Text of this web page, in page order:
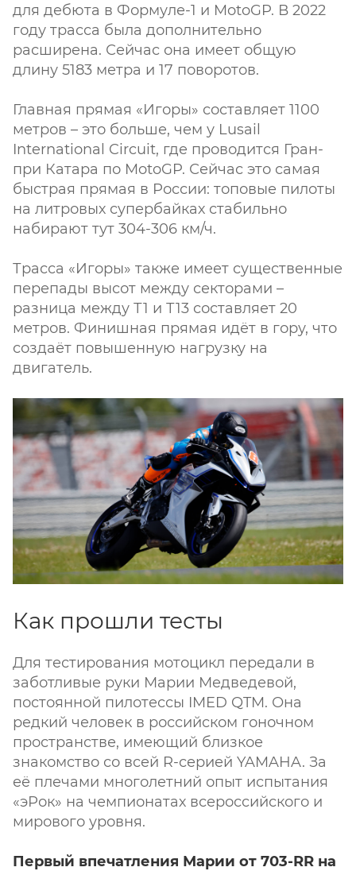
для дебюта в Формуле-1 и MotoGP. В 2022
году трасса была дополнительно
расширена. Сейчас она имеет общую
длину 5183 метра и 17 поворотов.
Главная прямая «Игоры» составляет 1100
метров – это больше, чем у Lusail
International Circuit, где проводится Гран-
при Катара по MotoGP. Сейчас это самая
быстрая прямая в России: топовые пилоты
на литровых супербайках стабильно
набирают тут 304-306 км/ч.
Трасса «Игоры» также имеет существенные
перепады высот между секторами –
разница между Т1 и Т13 составляет 20
метров. Финишная прямая идёт в гору, что
создаёт повышенную нагрузку на
двигатель.
Как прошли тесты
Для тестирования мотоцикл передали в
заботливые руки Марии Медведевой,
постоянной пилотессы IMED QTM. Она
редкий человек в российском гоночном
пространстве, имеющий близкое
знакомство со всей R-серией YAMAHA. За
её плечами многолетний опыт испытания
«эРок» на чемпионатах всероссийского и
мирового уровня.
Первый впечатления Марии от 703-RR на